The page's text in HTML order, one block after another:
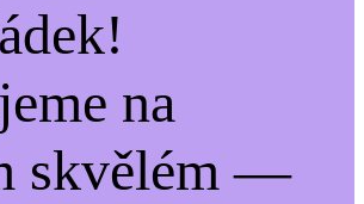
na
skvělém —